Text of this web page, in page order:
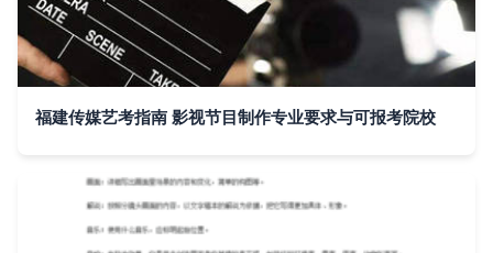
福建传媒艺考指南 影视节目制作专业要求与可报考院校